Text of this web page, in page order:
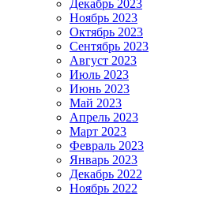
Декабрь 2023
Ноябрь 2023
Октябрь 2023
Сентябрь 2023
Август 2023
Июль 2023
Июнь 2023
Май 2023
Апрель 2023
Март 2023
Февраль 2023
Январь 2023
Декабрь 2022
Ноябрь 2022